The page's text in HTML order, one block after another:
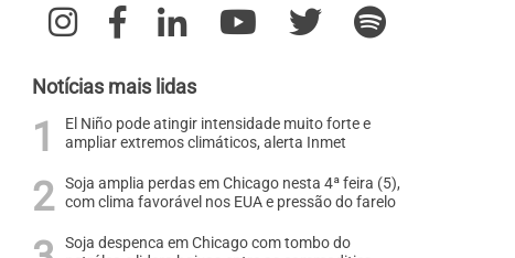
Notícias mais lidas
El Niño pode atingir intensidade muito forte e
ampliar extremos climáticos, alerta Inmet
Soja amplia perdas em Chicago nesta 4ª feira (5),
com clima favorável nos EUA e pressão do farelo
Soja despenca em Chicago com tombo do